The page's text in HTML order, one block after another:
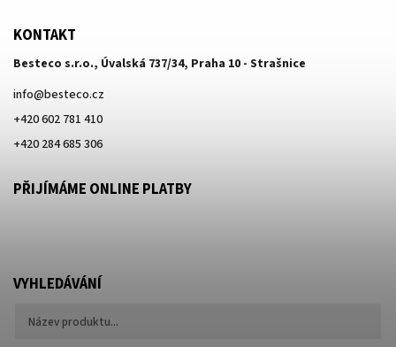
KONTAKT
Besteco s.r.o., Úvalská 737/34, Praha 10 - Strašnice
info@besteco.cz
+420 602 781 410
+420 284 685 306
PŘIJÍMÁME ONLINE PLATBY
VYHLEDÁVÁNÍ